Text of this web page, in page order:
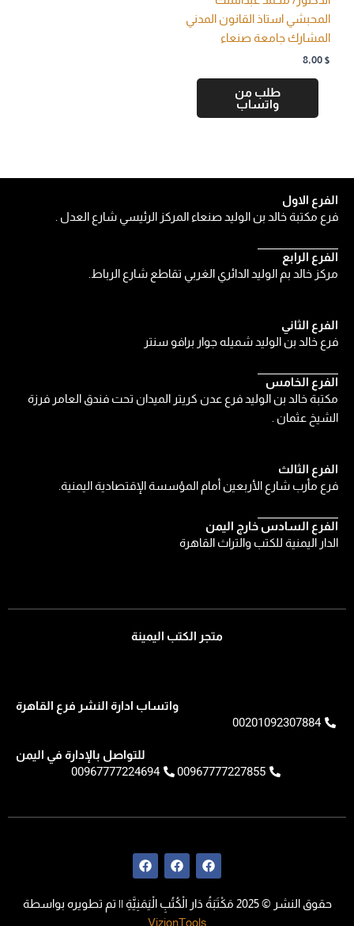
المحبشي استاذ القانون المدني
المشارك جامعة صنعاء
8,00 $
طلب من
واتساب
الفرع الثالث
فرع مأرب شارع الأربعين أمام المؤسسة الإقتصادية اليمنية.
الفرع السادس خارج اليمن
الدار اليمنية للكتب والتراث القاهرة
الفرع الثاني
فرع خالد بن الوليد شميله جوار برافو سنتر
الفرع الخامس
مكتبة خالد بن الوليد فرع عدن كريتر الميدان تحت فندق العامر فرزة
الشيخ عثمان .
الفرع الاول
فرع مكتبة خالد بن الوليد صنعاء المركز الرئيسي شارع العدل .
الفرع الرابع
مركز خالد بم الوليد الدائري الغربي تقاطع شارع الرباط.
متجر الكتب اليمينة
واتساب ادارة النشر فرع القاهرة
00201092307884
للتواصل بالإدارة في اليمن
00967777227855
00967777224694
F
a
e
b
o
F
a
e
b
o
F
a
b
حقوق النشر © 2025 مَكْتَبَةُ دَار الْكُتُبِ الْيَمَنِيَّةِ || تم تطويره بواسطة
VizionTools